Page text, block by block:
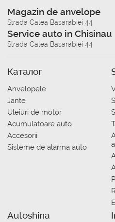
Magazin de anvelope
Strada Calea Basarabiei 44
Service auto in Chisinau
Strada Calea Basarabiei 44
Каталог
Anvelopele
Jante
Uleiuri de motor
Acumulatoare auto
Accesorii
Sisteme de alarma auto
Autoshina